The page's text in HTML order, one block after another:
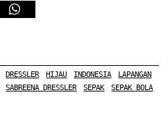
DRESSLER HIJAU INDONESIA
LAPANGAN
SABREENA DRESSLER SEPAK
SEPAK BOLA